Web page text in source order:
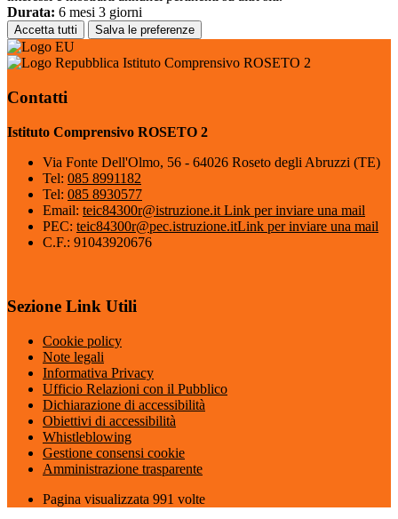
Durata: 6 mesi 3 giorni
Accetta tutti Salva le preferenze
Istituto Comprensivo ROSETO 2
Contatti
Istituto Comprensivo ROSETO 2
Via Fonte Dell'Olmo, 56 - 64026 Roseto degli Abruzzi (TE)
Tel: 085 8991182
Tel: 085 8930577
Email: teic84300r@istruzione.it Link per inviare una mail
PEC: teic84300r@pec.istruzione.itLink per inviare una mail
C.F.: 91043920676
Sezione Link Utili
Cookie policy
Note legali
Informativa Privacy
Ufficio Relazioni con il Pubblico
Dichiarazione di accessibilità
Obiettivi di accessibilità
Whistleblowing
Gestione consensi cookie
Amministrazione trasparente
Pagina visualizzata 991 volte